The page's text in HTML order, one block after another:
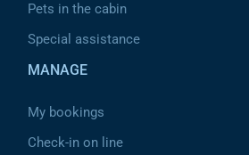
Pets in the cabin
Special assistance
MANAGE
My bookings
Check-in on line